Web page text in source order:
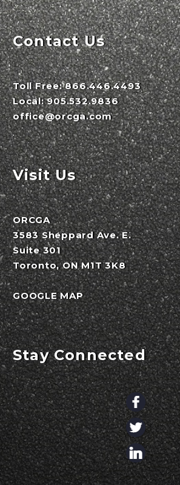
Contact Us
Toll Free:866.446.4493
Local:905.532.9836
office@orcga.com
Visit Us
ORCGA
3583 Sheppard Ave. E.
Suite 301
Toronto, ON M1T 3K8
GOOGLE MAP
Stay Connected